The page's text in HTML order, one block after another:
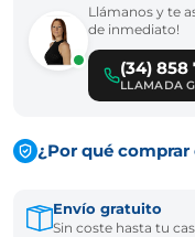
Llámanos y te
de inmediato!
(34) 858
LLAMADA
¿Por qué
Envío gratuito
Sin coste hasta tu